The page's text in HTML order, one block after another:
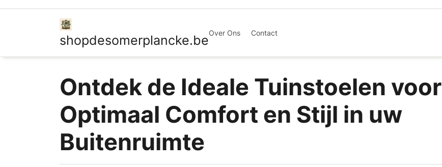
shopdesomerplancke.beOver Ons Contact
Ontdek de Ideale Tuinstoelen voor
Optimaal Comfort en Stijl in uw
Buitenruimte